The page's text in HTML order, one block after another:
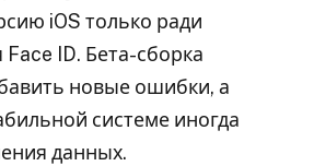
iOS только ради
ID. Бета-сборка
новые ошибки, а
системе иногда
данных.